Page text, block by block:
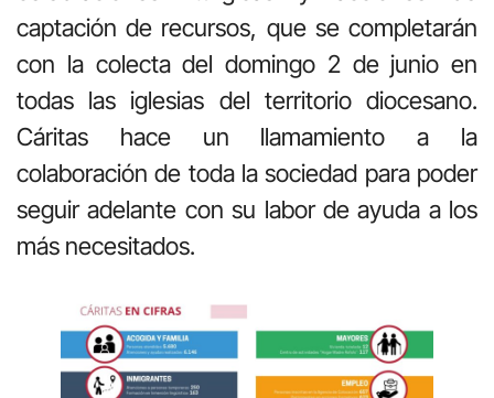
captación de recursos, que se completarán
con la colecta del domingo 2 de junio en
todas las iglesias del territorio diocesano.
Cáritas hace un llamamiento a la
colaboración de toda la sociedad para poder
seguir adelante con su labor de ayuda a los
más necesitados.